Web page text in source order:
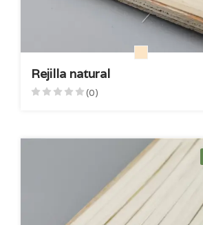
Rejilla natural
(0)